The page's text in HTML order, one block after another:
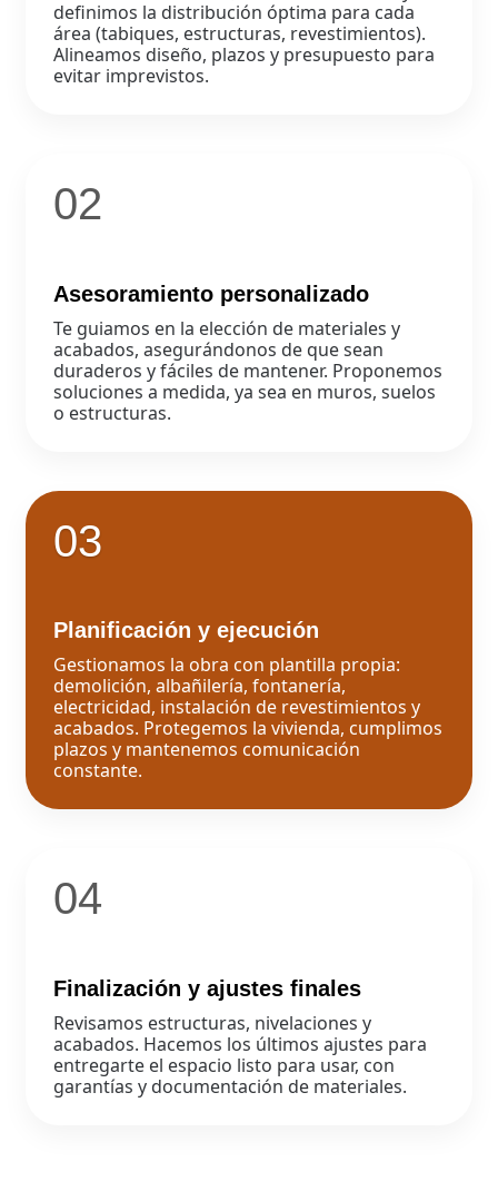
definimos la distribución óptima para cada
área (tabiques, estructuras, revestimientos).
Alineamos diseño, plazos y presupuesto para
evitar imprevistos.
02
Asesoramiento personalizado
Te guiamos en la elección de materiales y
acabados, asegurándonos de que sean
duraderos y fáciles de mantener. Proponemos
soluciones a medida, ya sea en muros, suelos
o estructuras.
03
Planificación y ejecución
Gestionamos la obra con plantilla propia:
demolición, albañilería, fontanería,
electricidad, instalación de revestimientos y
acabados. Protegemos la vivienda, cumplimos
plazos y mantenemos comunicación
constante.
04
Finalización y ajustes finales
Revisamos estructuras, nivelaciones y
acabados. Hacemos los últimos ajustes para
entregarte el espacio listo para usar, con
garantías y documentación de materiales.